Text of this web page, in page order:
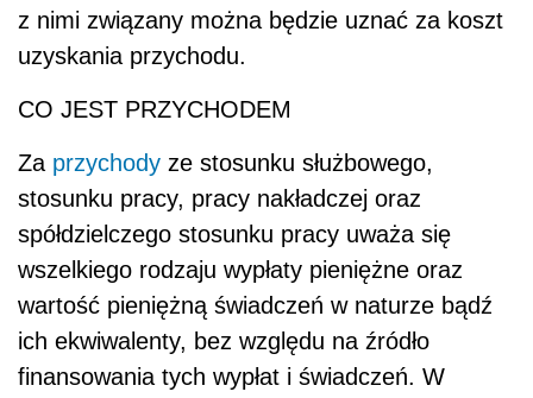
z nimi związany można będzie uznać za koszt
uzyskania przychodu.
CO JEST PRZYCHODEM
Za przychody ze stosunku służbowego,
stosunku pracy, pracy nakładczej oraz
spółdzielczego stosunku pracy uważa się
wszelkiego rodzaju wypłaty pieniężne oraz
wartość pieniężną świadczeń w naturze bądź
ich ekwiwalenty, bez względu na źródło
finansowania tych wypłat i świadczeń. W